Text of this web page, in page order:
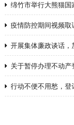
绵竹市举行大熊猫
疫情防控期间视频
开展集体廉政谈话
关于暂停办理不动
行动不便不用愁，登